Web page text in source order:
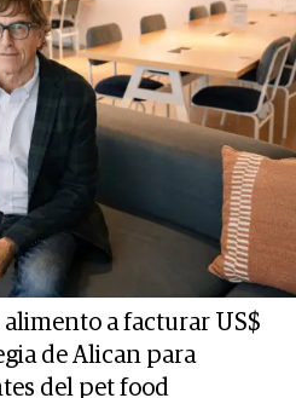
alimento a facturar US$
de Alican para
del pet food